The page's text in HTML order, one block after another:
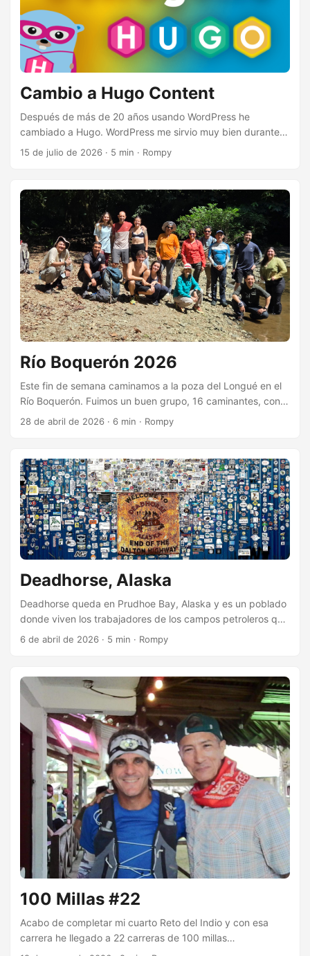
Cambio a Hugo Content
Después de más de 20 años usando WordPress he
cambiado a Hugo. WordPress me sirvio muy bien durante
todo este tiempo pero ya me estaba cansando del tiempo
compraron Media Temple donde tuve mi instalación por
muchos años. Antes valía la pena pagar por un hospedaje
así por que tenía clientes que compartían mi instlación y así
me salía gratis co-hospedar mi sitio junto con los demás.
Realmente, originalmente lo tenía en un servidor en mi
oficina. ...
15 de julio de 2026 · 5 min · Rompy
Río Boquerón 2026
Este fin de semana caminamos a la poza del Longué en el
Río Boquerón. Fuimos un buen grupo, 16 caminantes, con
una composición variada. Eramos nueve hombres y siete
viejos, pero vino un buen contingente de jóvenes. Un
cuarto de los caminantes eran neófitos totales, venían a su
primera caminata: Sofía (amiga de Laura), José (amigo de
Irving), Maxi y Luz (amigos corredores) nunca habían
hecho una caminata, y menos por el bosque. Todos se
portaron a la altura y quedaron apuntados para la próxima
aventura. ...
28 de abril de 2026 · 6 min · Rompy
Deadhorse, Alaska
Deadhorse queda en Prudhoe Bay, Alaska y es un poblado
donde viven los trabajadores de los campos petroleros que
lo rodean. Para llegar a Deadhorse hay que recorrer los
querido hacer este viaje y ahora es posible que pueda
hacerlo en compañía de mi hermana Michelle y George (su
esposo). Ellos irían arrastrando un remolque con su cabina
dónde dormir y yo compartiría la segunda cama cuando
me convenga. ...
6 de abril de 2026 · 5 min · Rompy
100 Millas #22
Acabo de completar mi cuarto Reto del Indio y con esa
carrera he llegado a 22 carreras de 100 millas
completadas. He empezado 29 carreras de 100 millas